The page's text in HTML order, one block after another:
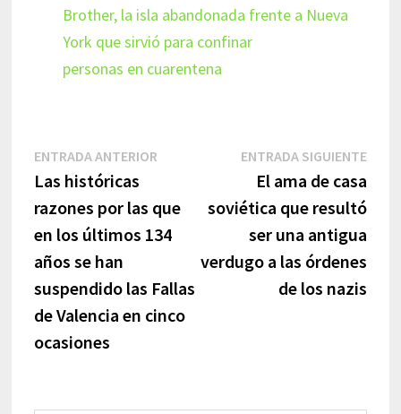
Brother, la isla abandonada frente a Nueva
York que sirvió para confinar
personas en cuarentena
Navegación
de
entradas
ENTRADA ANTERIOREntrada
Las históricas
razones por las que
en los últimos 134
años se han
suspendido las Fallas
de Valencia en cinco
ocasiones
ENTRADA SIGUIENTE
El ama de casa
soviética que resultó
ser una antigua
verdugo a las órdenes
de los nazis